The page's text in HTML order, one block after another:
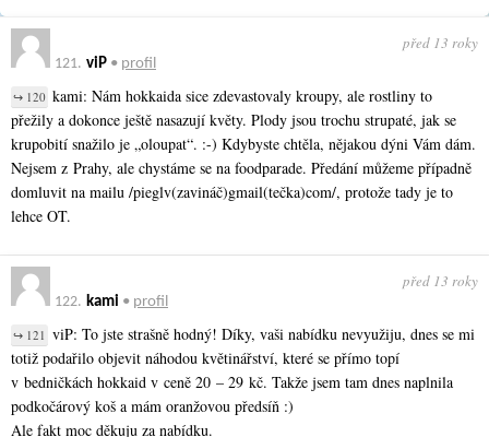
121. viP • profil
před 13 roky
↪ 120 kami: Nám hokkaida sice zdevastovaly kroupy, ale rostliny to
přežily a dokonce ještě nasazují květy. Plody jsou trochu strupaté, jak se
krupobití snažilo je „oloupat“. :-) Kdybyste chtěla, nějakou dýni Vám dám.
Nejsem z Prahy, ale chystáme se na foodparade. Předání můžeme případně
domluvit na mailu /pieglv(zavináč)gma­il(tečka)com/, protože tady je to
lehce OT.
122. kami • profil
před 13 roky
↪ 121 viP: To jste strašně hodný! Díky, vaši nabídku nevyužiju, dnes se mi
totiž podařilo objevit náhodou květinářství, které se přímo topí
v bedničkách hokkaid v ceně 20 – 29 kč. Takže jsem tam dnes naplnila
podkočárový koš a mám oranžovou předsíň :)
Ale fakt moc děkuju za nabídku.